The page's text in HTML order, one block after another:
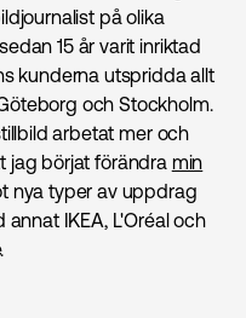
på olika
15 år varit inriktad
kunderna utspridda allt
och Stockholm.
arbetat mer och
jag börjat förändra min
nya typer av uppdrag
IKEA, L'Oréal och